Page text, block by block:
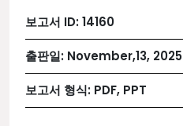
보고서 ID:14160
출판일: November,13, 2025
보고서 형식: PDF, PPT